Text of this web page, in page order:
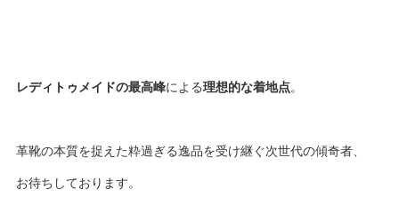
レディトゥメイドの最高峰による理想的な着地点。
革靴の本質を捉えた粋過ぎる逸品を受け継ぐ次世代の傾奇者、
お待ちしております。